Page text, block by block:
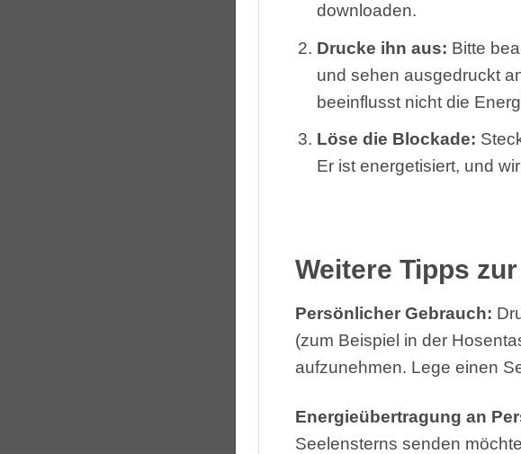
downloaden.
Drucke ihn aus: Bitte
und sehen ausgedruckt
beeinflusst nicht die
Löse die Blockade:
Er ist energetisiert, und
Weitere Tipps
Persönlicher Gebrauch:
(zum Beispiel in der
aufzunehmen. Lege einen
Energieübertragung an
Seelensterns senden